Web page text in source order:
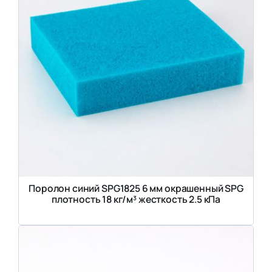
Поролон синий SPG1825 6 мм окрашенный SPG
плотность 18 кг/м³ жесткость 2.5 кПа